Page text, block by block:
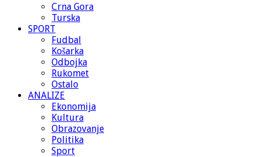
Crna Gora
Turska
SPORT
Fudbal
Košarka
Odbojka
Rukomet
Ostalo
ANALIZE
Ekonomija
Kultura
Obrazovanje
Politika
Sport